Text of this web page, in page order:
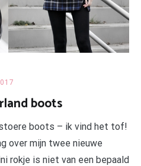
boots
boots – ik vind het tof!
over mijn twee nieuwe
rokje is niet van een bepaald